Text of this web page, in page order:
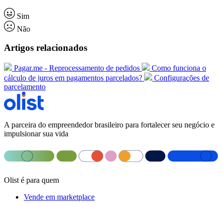
Sim
Não
Artigos relacionados
Pagar.me - Reprocessamento de pedidos
Como funciona o
cálculo de juros em pagamentos parcelados?
Configurações de
parcelamento
A parceira do empreendedor brasileiro para fortalecer seu negócio e
impulsionar sua vida
Olist é para quem
Vende em marketplace